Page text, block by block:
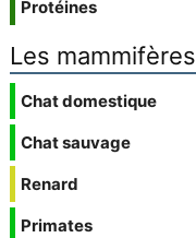
Protéines
Les mammifères
Chat domestique
Chat sauvage
Renard
Primates